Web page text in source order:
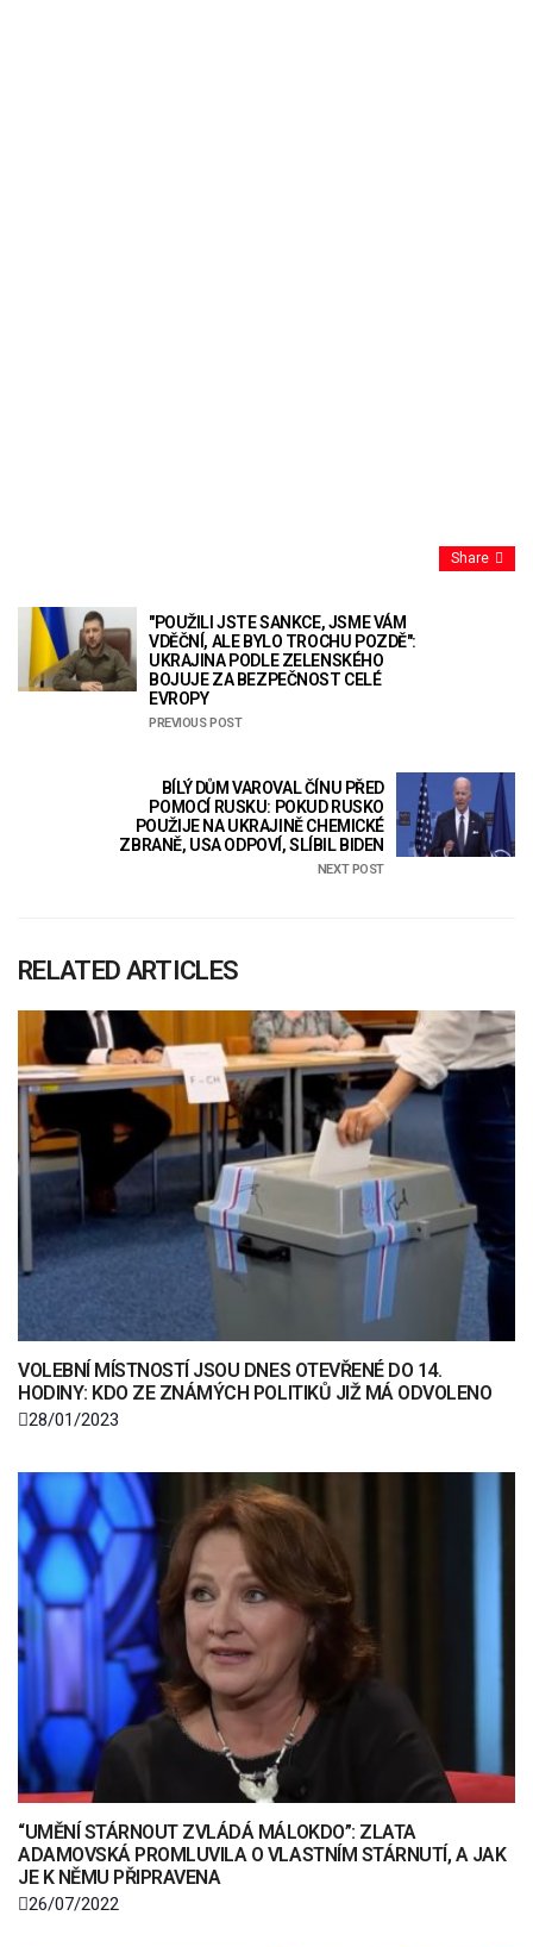
Share
"POUŽILI JSTE SANKCE, JSME VÁM
VDĚČNÍ, ALE BYLO TROCHU POZDĚ":
UKRAJINA PODLE ZELENSKÉHO
BOJUJE ZA BEZPEČNOST CELÉ
EVROPY
PREVIOUS POST
BÍLÝ DŮM VAROVAL ČÍNU PŘED
POMOCÍ RUSKU: POKUD RUSKO
POUŽIJE NA UKRAJINĚ CHEMICKÉ
ZBRANĚ, USA ODPOVÍ, SLÍBIL BIDEN
NEXT POST
RELATED ARTICLES
VOLEBNÍ MÍSTNOSTÍ JSOU DNES OTEVŘENÉ DO 14.
HODINY: KDO ZE ZNÁMÝCH POLITIKŮ JIŽ MÁ ODVOLENO
28/01/2023
“UMĚNÍ STÁRNOUT ZVLÁDÁ MÁLOKDO”: ZLATA
ADAMOVSKÁ PROMLUVILA O VLASTNÍM STÁRNUTÍ, A JAK
JE K NĚMU PŘIPRAVENA
26/07/2022